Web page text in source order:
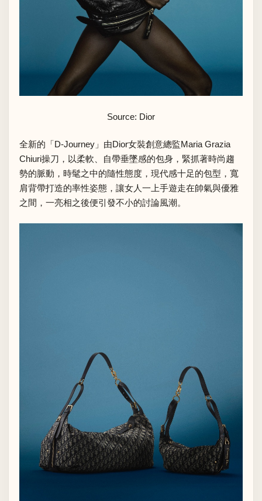
Source: Dior
全新的「D-Journey」由Dior女裝創意總監Maria Grazia
Chiuri操刀，以柔軟、自帶垂墜感的包身，緊抓著時尚趨
勢的脈動，時髦之中的隨性態度，現代感十足的包型，寬
肩背帶打造的率性姿態，讓女人一上手遊走在帥氣與優雅
之間，一亮相之後便引發不小的討論風潮。